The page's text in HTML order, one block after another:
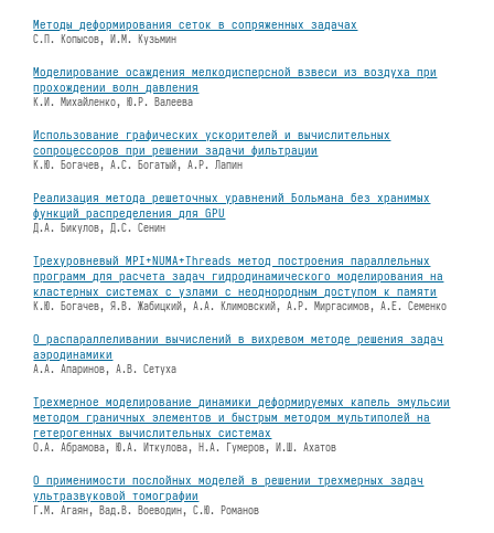
Методы деформирования сеток в сопряженных задачах
C.П. Копысов, И.М. Кузьмин
Моделирование осаждения мелкодисперсной взвеси из воздуха при
прохождении волн давления
К.И. Михайленко, Ю.Р. Валеева
Использование графических ускорителей и вычислительных
сопроцессоров при решении задачи фильтрации
К.Ю. Богачев, А.С. Богатый, А.Р. Лапин
Реализация метода решеточных уравнений Больмана без хранимых
функций распределения для GPU
Д.А. Бикулов, Д.С. Сенин
Трехуровневый MPI+NUMA+Threads метод построения параллельных
программ для расчета задач гидродинамического моделирования на
кластерных системах с узлами с неоднородным доступом к памяти
К.Ю. Богачев, Я.В. Жабицкий, А.А. Климовский, А.Р. Миргасимов, А.Е. Семенко
О распараллеливании вычислений в вихревом методе решения задач
аэродинамики
А.А. Апаринов, А.В. Сетуха
Трехмерное моделирование динамики деформируемых капель эмульсии
методом граничных элементов и быстрым методом мультиполей на
гетерогенных вычислительных системах
О.А. Абрамова, Ю.А. Иткулова, Н.А. Гумеров, И.Ш. Ахатов
О применимости послойных моделей в решении трехмерных задач
ультразвуковой томографии
Г.М. Агаян, Вад.В. Воеводин, С.Ю. Романов